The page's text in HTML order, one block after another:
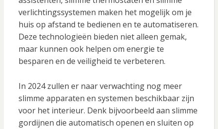
verlichtingssystemen maken het mogelijk om je
huis op afstand te bedienen en te automatiseren.
Deze technologieën bieden niet alleen gemak,
maar kunnen ook helpen om energie te
besparen en de veiligheid te verbeteren.
In 2024 zullen er naar verwachting nog meer
slimme apparaten en systemen beschikbaar zijn
voor het interieur. Denk bijvoorbeeld aan slimme
gordijnen die automatisch openen en sluiten op